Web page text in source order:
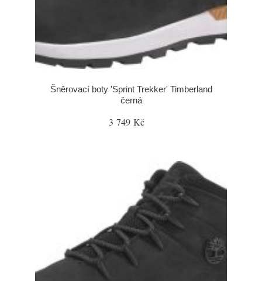
Šněrovací boty 'Sprint Trekker' Timberland
černá
3 749 Kč